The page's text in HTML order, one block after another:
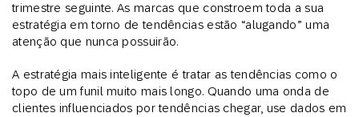
trimestre seguinte. As marcas que constroem toda a sua
estratégia em torno de tendências estão “alugando” uma
atenção que nunca possuirão.
A estratégia mais inteligente é tratar as tendências como o
topo de um funil muito mais longo. Quando uma onda de
clientes influenciados por tendências chegar, use dados em